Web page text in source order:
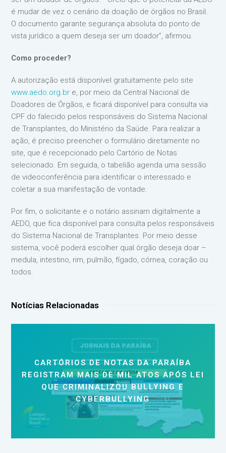
é mudar de vez o cenário da doação de órgãos no Brasil.
O documento garante segurança absoluta do ponto de
vista jurídico a quem deseja ser um doador”, afirmou.
Como proceder?
A autorização está disponível gratuitamente pelo site
www.aedo.org.br e, por meio da Central Nacional de
Doadores de Órgãos, e ficará disponível para consulta via
CPF do falecido pelos responsáveis do Sistema Nacional
de Transplantes, do Ministério da Saúde. Para realizar a
ação, é preciso preencher o formulário diretamente no
site, que é recepcionado pelo Cartório de Notas
selecionado. Em seguida, o tabelião agenda uma sessão
de videoconferência para identificar o interessado e
coletar a sua manifestação de vontade.
Por fim, o solicitante e o notário assinam digitalmente a
AEDO, que fica disponível para consulta pelos responsáveis
do Sistema Nacional de Transplantes. Por meio desse
sistema, você poderá escolher qual órgão deseja doar –
medula, intestino, rim, pulmão, fígado, córnea, coração ou
todos.
Notícias Relacionadas
CARTÓRIOS DE NOTAS DA PARAÍBA
REGISTRAM MAIS DE MIL ATOS APÓS LEI
QUE CRIMINALIZOU BULLYING E
CYBERBULLYING